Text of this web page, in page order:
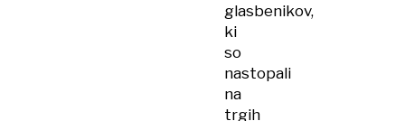
glasbenikov,
ki
so
nastopali
na
trgih